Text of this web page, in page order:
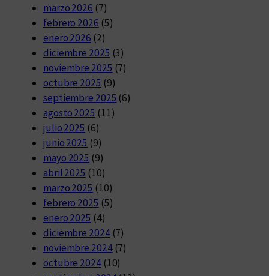
marzo 2026 (7)
febrero 2026 (5)
enero 2026 (2)
diciembre 2025 (3)
noviembre 2025 (7)
octubre 2025 (9)
septiembre 2025 (6)
agosto 2025 (11)
julio 2025 (6)
junio 2025 (9)
mayo 2025 (9)
abril 2025 (10)
marzo 2025 (10)
febrero 2025 (5)
enero 2025 (4)
diciembre 2024(7)
noviembre 2024(7)
octubre 2024(10)